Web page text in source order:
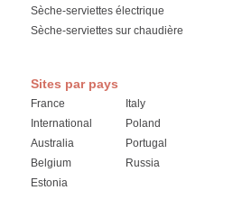
Sèche-serviettes électrique
Sèche-serviettes sur chaudière
Sites par pays
France
International
Australia
Belgium
Estonia
Italy
Poland
Portugal
Russia